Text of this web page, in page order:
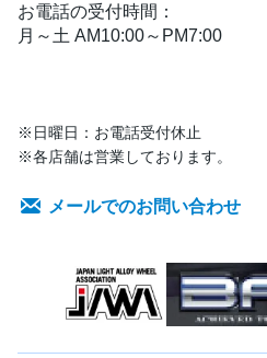
お電話の受付時間：
月～土 AM10:00～PM7:00
※日曜日：お電話受付休止
※各店舗は営業しております。
メールでのお問い合わせ